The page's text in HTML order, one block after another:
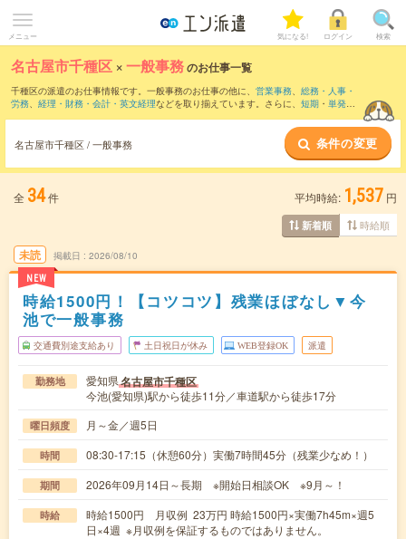
メニュー 気になる! ログイン 検索
名古屋市千種区 ×一般事務のお仕事一覧
千種区の派遣のお仕事情報です。一般事務のお仕事の他に、 営業事務、 総務・人事・
労務、 経理・財務・会計・英文経理などを取り揃えています。さらに、 短期 ・ 単発な
名古屋市千種区 / 一般事務 条件の変更
全 34件 平均時給: 1,537 円
新着順 時給順
未読
NEW
掲載日 2026/08/10
時給1500円！【コツコツ】残業ほぼなし▼今
池で一般事務
交通費別途支給あり 土日祝日が休み WEB登録OK 派遣
勤務地 愛知県名古屋市千種区
今池(愛知県)駅から徒歩11分／車道駅から徒歩17分
曜日頻度 月～金／週5日
時間 08:30-17:15（休憩60分）実働7時間45分（残業少なめ！）
期間 2026年09月14日～長期 ※開始日相談OK ※9月～！
時給
時給1500円 月収例 23万円 時給1500円×実働7h45m×週5
日×4週 ※月収例を保証するものではありません。